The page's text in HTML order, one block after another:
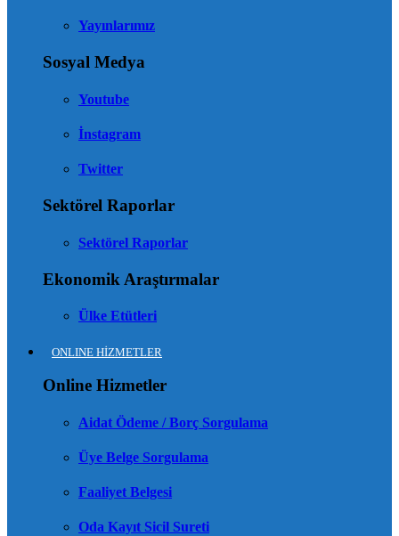
Yayınlarımız
Sosyal Medya
Youtube
İnstagram
Twitter
Sektörel Raporlar
Sektörel Raporlar
Ekonomik Araştırmalar
Ülke Etütleri
ONLINE HİZMETLER
Online Hizmetler
Aidat Ödeme / Borç Sorgulama
Üye Belge Sorgulama
Faaliyet Belgesi
Oda Kayıt Sicil Sureti